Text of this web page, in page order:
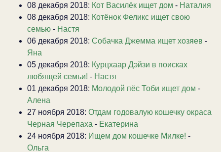
08 декабря 2018: Кот Василёк ищет дом - Наталия
08 декабря 2018: Котёнок Феликс ищет свою
семью - Настя
06 декабря 2018: Собачка Джемма ищет хозяев -
Яна
05 декабря 2018: Курцхаар Дэйзи в поисках
любящей семьи! - Настя
01 декабря 2018: Молодой пёс Тоби ищет дом -
Алена
27 ноября 2018: Отдам годовалую кошечку окраса
Черная Черепаха - Екатерина
24 ноября 2018: Ищем дом кошечке Милке! -
Ольга